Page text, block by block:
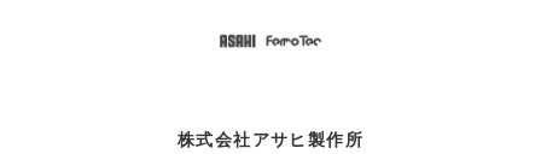
株式会社アサヒ製作所